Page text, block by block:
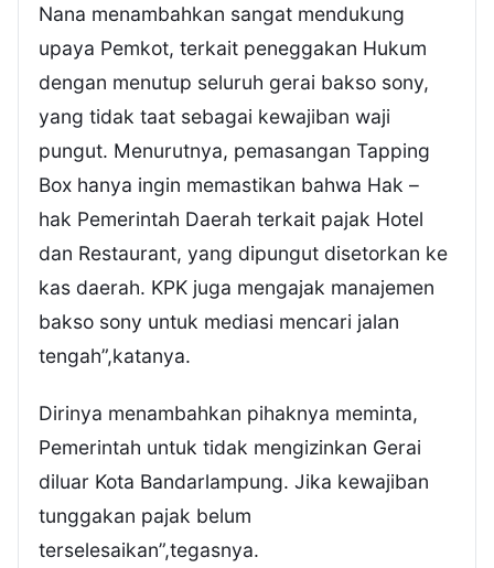
Nana menambahkan sangat mendukung
upaya Pemkot, terkait peneggakan Hukum
dengan menutup seluruh gerai bakso sony,
yang tidak taat sebagai kewajiban waji
pungut. Menurutnya, pemasangan Tapping
Box hanya ingin memastikan bahwa Hak –
hak Pemerintah Daerah terkait pajak Hotel
dan Restaurant, yang dipungut disetorkan ke
kas daerah. KPK juga mengajak manajemen
bakso sony untuk mediasi mencari jalan
tengah”,katanya.
Dirinya menambahkan pihaknya meminta,
Pemerintah untuk tidak mengizinkan Gerai
diluar Kota Bandarlampung. Jika kewajiban
tunggakan pajak belum
terselesaikan”,tegasnya.